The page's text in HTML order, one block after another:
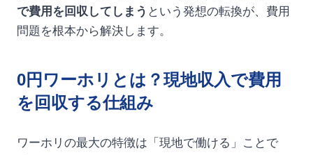
で費用を回収してしまう という発想の転換が、費用
問題を根本から解決します。
0円ワーホリとは？現地収入で費用
を回収する仕組み
ワーホリの最大の特徴は「現地で働ける」ことで